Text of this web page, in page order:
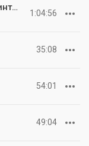
Раввин и искусственный интеллект
1:04:56
35:08
54:01
49:04